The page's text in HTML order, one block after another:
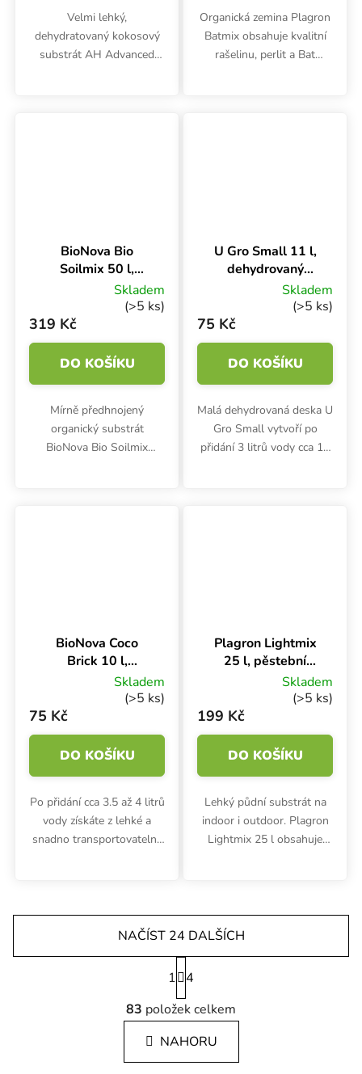
Velmi lehký,
dehydratovaný kokosový
substrát AH Advanced
Organická zemina Plagron
Batmix obsahuje kvalitní
rašelinu, perlit a Bat
BioNova Bio
Soilmix 50 l,
organickýSkladem
(>5 ks)
319 Kč
DO KOŠÍKU
Mírně předhnojený
organický substrát
BioNova Bio Soilmix
U Gro Small 11 l,
dehydrovaný
kokosový substrát
Skladem
(>5 ks)
75 Kč
DO KOŠÍKU
Malá dehydrovaná deska U
Gro Small vytvoří po
přidání 3 litrů vody cca 11
BioNova Coco
Brick 10 l,
dehydrovaný
kokosový substrát
Skladem
(>5 ks)
75 Kč
DO KOŠÍKU
Po přidání cca 3.5 až 4 litrů
vody získáte z lehké a
snadno transportovatelné
substrátu s pH 5.8.
Rozměry...
Plagron Lightmix
25 l, pěstební
substrát sSkladem
(>5 ks)
199 Kč
DO KOŠÍKU
Lehký půdní substrát na
indoor i outdoor. Plagron
Lightmix 25 l obsahuje
Lehce předhnojená zemina
Ovládací prvky výpisu
NAČÍST 24 DALŠÍCH
Stránkování
1 4
83 položek celkem
NAHORU